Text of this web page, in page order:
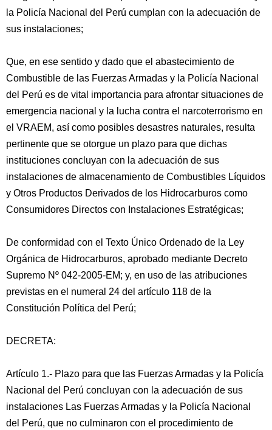
la Policía Nacional del Perú cumplan con la adecuación de
sus instalaciones;
Que, en ese sentido y dado que el abastecimiento de
Combustible de las Fuerzas Armadas y la Policía Nacional
del Perú es de vital importancia para afrontar situaciones de
emergencia nacional y la lucha contra el narcoterrorismo en
el VRAEM, así como posibles desastres naturales, resulta
pertinente que se otorgue un plazo para que dichas
instituciones concluyan con la adecuación de sus
instalaciones de almacenamiento de Combustibles Líquidos
y Otros Productos Derivados de los Hidrocarburos como
Consumidores Directos con Instalaciones Estratégicas;
De conformidad con el Texto Único Ordenado de la Ley
Orgánica de Hidrocarburos, aprobado mediante Decreto
Supremo Nº 042-2005-EM; y, en uso de las atribuciones
previstas en el numeral 24 del artículo 118 de la
Constitución Política del Perú;
DECRETA:
Artículo 1.- Plazo para que las Fuerzas Armadas y la Policía
Nacional del Perú concluyan con la adecuación de sus
instalaciones Las Fuerzas Armadas y la Policía Nacional
del Perú, que no culminaron con el procedimiento de